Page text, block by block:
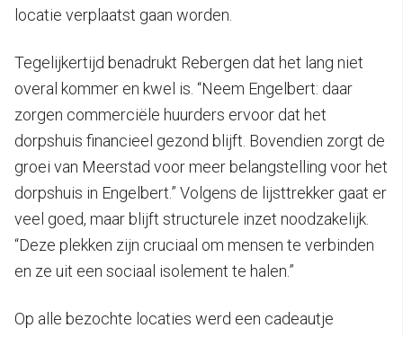
locatie verplaatst gaan worden.
Tegelijkertijd benadrukt Rebergen dat het lang niet
overal kommer en kwel is. “Neem Engelbert: daar
zorgen commerciële huurders ervoor dat het
dorpshuis financieel gezond blijft. Bovendien zorgt de
groei van Meerstad voor meer belangstelling voor het
dorpshuis in Engelbert.” Volgens de lijsttrekker gaat er
veel goed, maar blijft structurele inzet noodzakelijk.
“Deze plekken zijn cruciaal om mensen te verbinden
en ze uit een sociaal isolement te halen.”
Op alle bezochte locaties werd een cadeautje